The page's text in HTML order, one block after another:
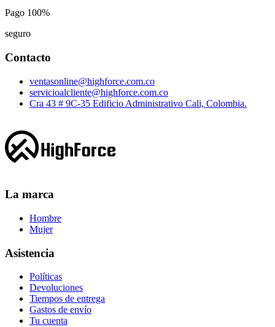
Pago 100%
seguro
Contacto
ventasonline@highforce.com.co
servicioalcliente@highforce.com.co
Cra 43 # 9C-35 Edificio Administrativo Cali, Colombia.
La marca
Hombre
Mujer
Asistencia
Políticas
Devoluciones
Tiempos de entrega
Gastos de envío
Tu cuenta